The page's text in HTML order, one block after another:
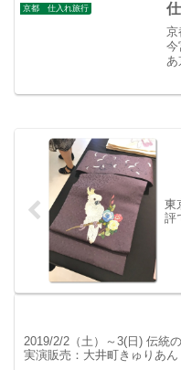
京都 仕入れ旅行
京
今
あ
東
評
2019/2/2（土）～3(日) 伝統の味と技展
実演販売：大井町きゅりあん